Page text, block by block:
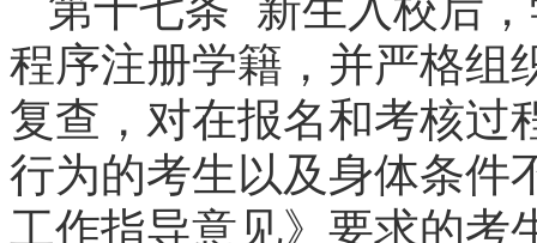
程序注册学籍，并严格组
复查，对在报名和考核过
行为的考生以及身体条件
工作指导意见》要求的考